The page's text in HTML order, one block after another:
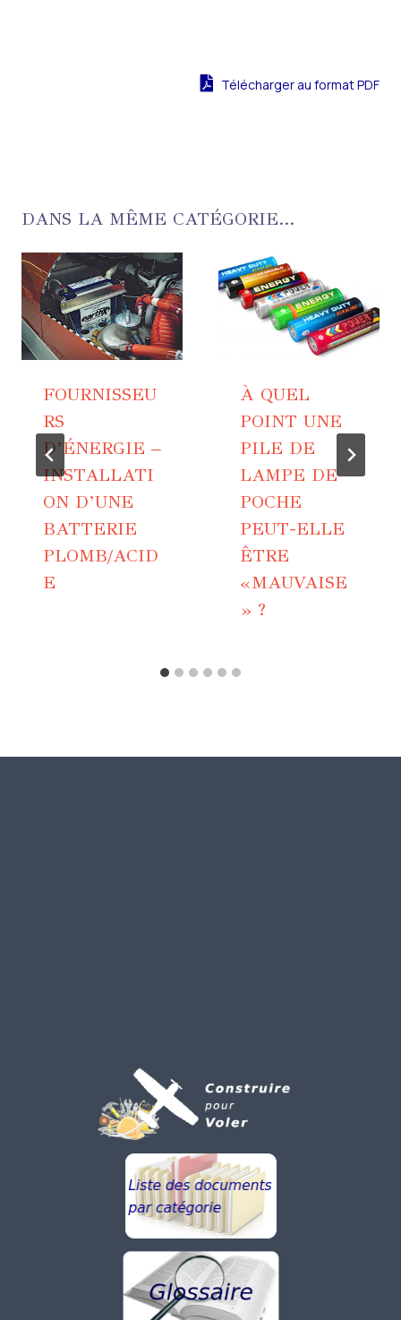
Télécharger au format PDF
DANS LA MÊME CATÉGORIE...
FOURNISSEU
RS
D’ÉNERGIE –
INSTALLATI
ON D’UNE
BATTERIE
PLOMB/ACID
E
À QUEL
POINT UNE
PILE DE
LAMPE DE
POCHE
PEUT-ELLE
ÊTRE
«MAUVAISE
» ?